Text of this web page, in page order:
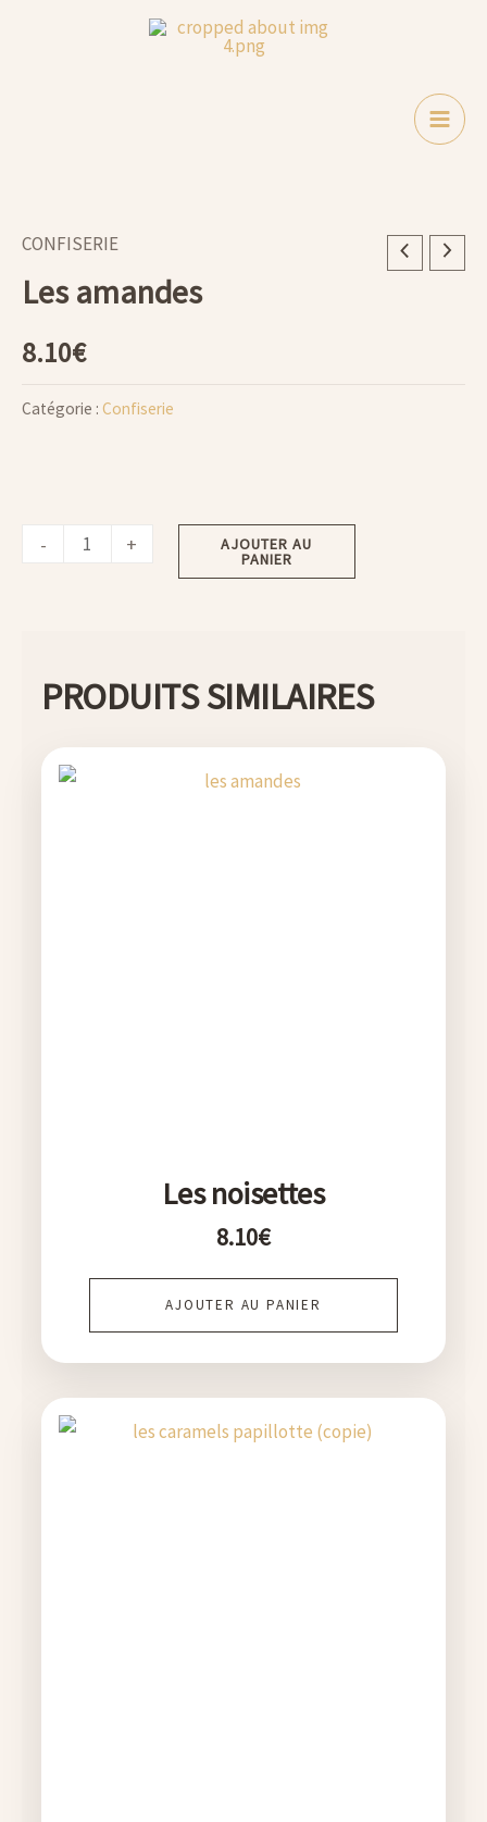
CONFISERIE
Les amandes
8.10€
Catégorie : Confiserie
-
quantité
de
amandes
+ AJOUTER AU
PANIER
PRODUITS SIMILAIRES
Les noisettes
8.10€
AJOUTER AU PANIER